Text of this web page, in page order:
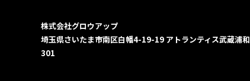
株式会社グロウアップ
埼玉県さいたま市南区白幡4-19-19 アトランティス武蔵浦和
301